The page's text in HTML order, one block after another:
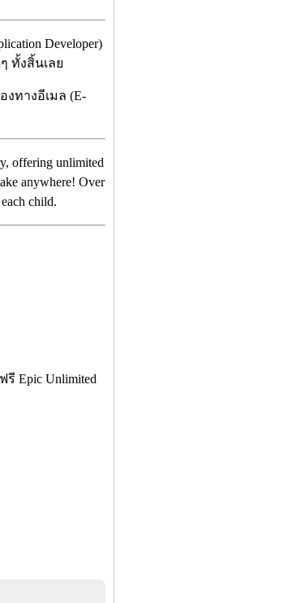
Developer)
ทั้งสิ้นเลย
ทางอีเมล (E-
offering unlimited
anywhere! Over
child.
Epic Unlimited